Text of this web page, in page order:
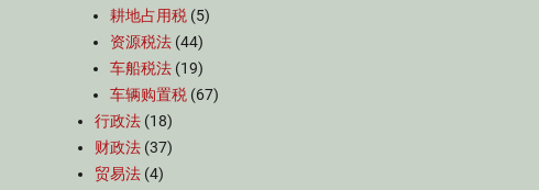
耕地占用税 (5)
资源税法 (44)
车船税法 (19)
车辆购置税 (67)
行政法 (18)
财政法 (37)
贸易法 (4)